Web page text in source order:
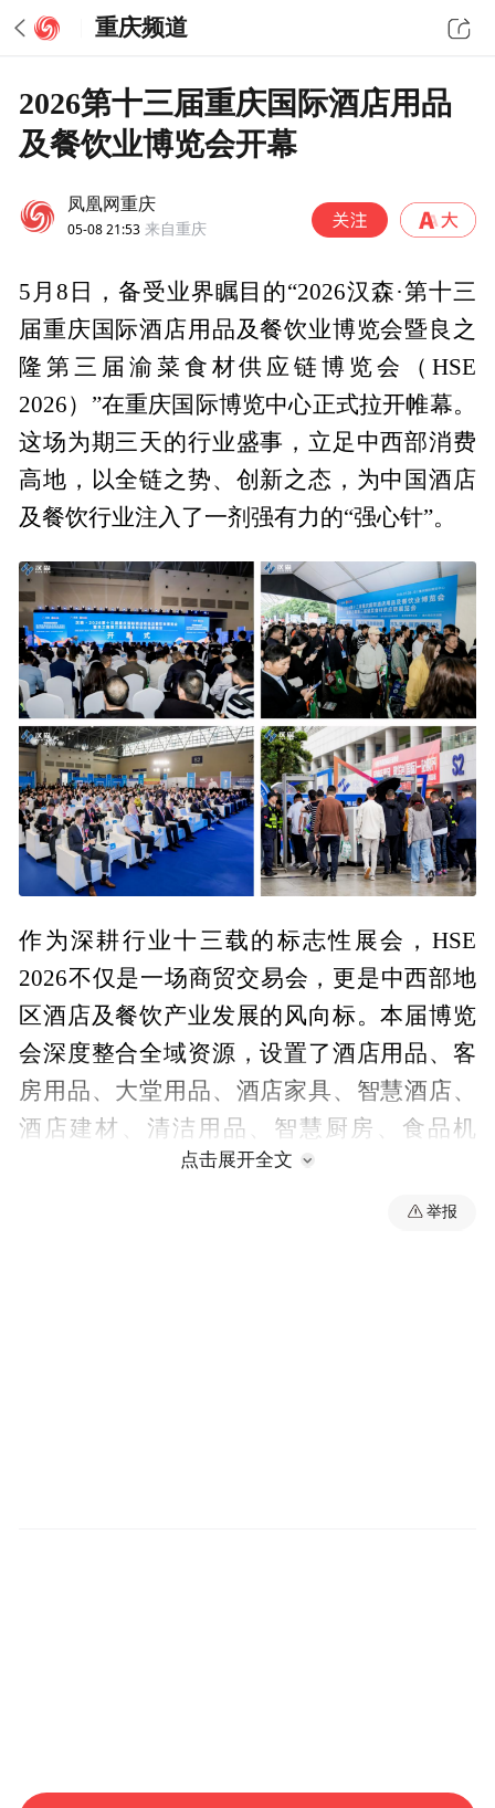
重庆频道
2026第十三届重庆国际酒店用品
及餐饮业博览会开幕
凤凰网重庆
05-08 21:53 来自重庆
5月8日，备受业界瞩目的“2026汉森·第十三
届重庆国际酒店用品及餐饮业博览会暨良之
隆第三届渝菜食材供应链博览会（HSE
2026）”在重庆国际博览中心正式拉开帷幕。
这场为期三天的行业盛事，立足中西部消费
高地，以全链之势、创新之态，为中国酒店
及餐饮行业注入了一剂强有力的“强心针”。
作为深耕行业十三载的标志性展会，HSE
2026不仅是一场商贸交易会，更是中西部地
区酒店及餐饮产业发展的风向标。本届博览
会深度整合全域资源，设置了酒店用品、客
房用品、大堂用品、酒店家具、智慧酒店、
酒店建材、清洁用品、智慧厨房、食品机
械、桌面用品、外卖包装、咖啡饮品、餐饮
点击展开全文
举报